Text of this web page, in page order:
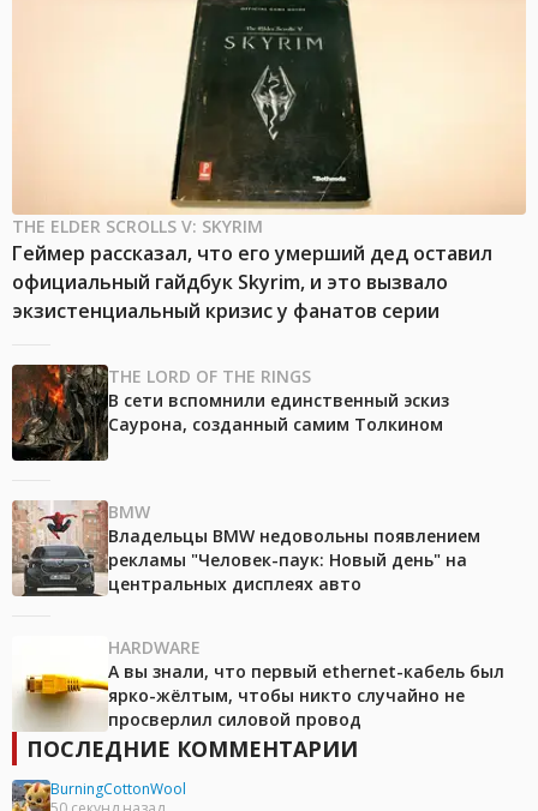
THE ELDER SCROLLS V: SKYRIM
Геймер рассказал, что его умерший дед оставил
официальный гайдбук Skyrim, и это вызвало
экзистенциальный кризис у фанатов серии
THE LORD OF THE RINGS
В сети вспомнили единственный эскиз
Саурона, созданный самим Толкином
BMW
Владельцы BMW недовольны появлением
рекламы "Человек-паук: Новый день" на
центральных дисплеях авто
HARDWARE
А вы знали, что первый ethernet-кабель был
ярко-жёлтым, чтобы никто случайно не
просверлил силовой провод
ПОСЛЕДНИЕ КОММЕНТАРИИ
BurningCottonWool